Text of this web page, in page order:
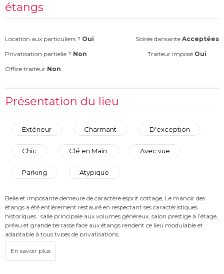
étangs
Location aux particuliers ? Oui Soirée dansante Acceptées
Privatisation partielle ? Non Traiteur imposé Oui
Office traiteur Non
Présentation du lieu
Extérieur Charmant D'exception
Chic Clé en Main Avec vue
Parking Atypique
Belle et imposante demeure de caractère esprit cottage, Le manoir des
étangs a été entièrement restauré en respectant ses caractéristiques
historiques : salle principale aux volumes généreux, salon prestige à l’étage,
préau et grande terrasse face aux étangs rendent ce lieu modulable et
adaptable à tous types de privatisations.
Le manoir se privatise seul ou en complément de la volière.
Pourquoi organiser votre événement au manoir :